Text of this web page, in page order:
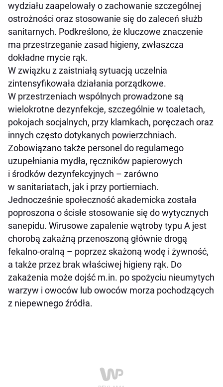
wydziału zaapelowały o zachowanie szczególnej
ostrożności oraz stosowanie się do zaleceń służb
sanitarnych. Podkreślono, że kluczowe znaczenie
ma przestrzeganie zasad higieny, zwłaszcza
dokładne mycie rąk.
W związku z zaistniałą sytuacją uczelnia
zintensyfikowała działania porządkowe.
W przestrzeniach wspólnych prowadzone są
wielokrotne dezynfekcje, szczególnie w toaletach,
pokojach socjalnych, przy klamkach, poręczach oraz
innych często dotykanych powierzchniach.
Zobowiązano także personel do regularnego
uzupełniania mydła, ręczników papierowych
i środków dezynfekcyjnych – zarówno
w sanitariatach, jak i przy portierniach.
Jednocześnie społeczność akademicka została
poproszona o ścisłe stosowanie się do wytycznych
sanepidu. Wirusowe zapalenie wątroby typu A jest
chorobą zakaźną przenoszoną głównie drogą
fekalno-oralną – poprzez skażoną wodę i żywność,
a także przez brak właściwej higieny rąk. Do
zakażenia może dojść m.in. po spożyciu nieumytych
warzyw i owoców lub owoców morza pochodzących
z niepewnego źródła.